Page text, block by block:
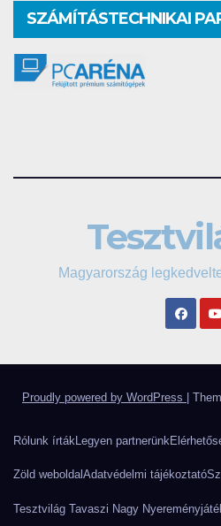
SZÁMÍTÁSTECHNIKAI
Magyarország
Proudly powered by WordPress
Rólunk írtákLegyen partnerünk
Zöld weboldalAdatvédelmi tájékoztató
Tesztvilág Tavaszi Nagy